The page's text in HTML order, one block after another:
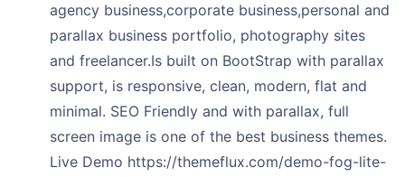
agency business,corporate business,personal and
parallax business portfolio, photography sites
and freelancer.Is built on BootStrap with parallax
support, is responsive, clean, modern, flat and
minimal. SEO Friendly and with parallax, full
screen image is one of the best business themes.
Live Demo https://themeflux.com/demo-fog-lite-